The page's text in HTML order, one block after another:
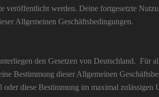
veröffentlicht werden. Deine fortgesetzte
Allgemeinen Geschäftsbedingungen.
den Gesetzen von Deutschland.
Bestimmung dieser Allgemeinen
diese Bestimmung im maximal